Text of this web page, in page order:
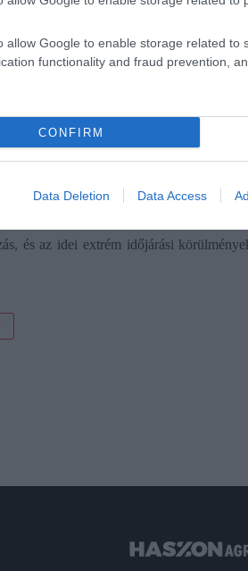
allow Google to enable storage related to
functionality and fraud prevention,
CONFIRM
Data Deletion Data Access
veszteségek 2050-re elérhetik a 3,7 billió
második számú gazdasága, Kína
szektor közül a gyártást és az
a termelést szakíthatja meg, a viharok
a vízbőség és a vízhiány is, 2050-re 332
is jelentős kihívásokkal nézhet
és az idei extrém időjárási